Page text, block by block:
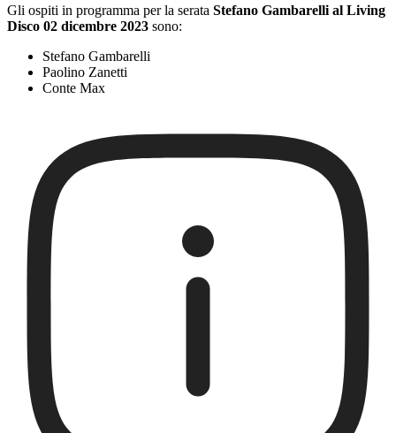
Gli ospiti in programma per la serata Stefano Gambarelli al Living
Disco 02 dicembre 2023 sono:
Stefano Gambarelli
Paolino Zanetti
Conte Max